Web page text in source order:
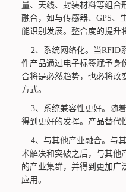
量、天线、封装材料等组合
融合，如与传感器、GPS、
能识别发展。整合度的提升
2、系统网络化。当RFID
件产品通过电子标签赋予身
合将是必然趋势，也必将改
方式。
3、系统兼容性更好。随
得到更好的发挥。产品替代
4、与其他产业融合。与
术解决和突破之后，与其他
的产业集群，并得到更加广
应用。